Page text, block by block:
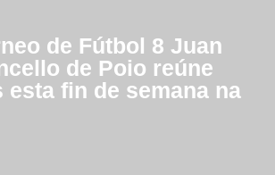
de Fútbol 8 Juan
de Poio reúne
esta fin de semana na